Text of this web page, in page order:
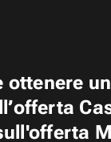
ottenere